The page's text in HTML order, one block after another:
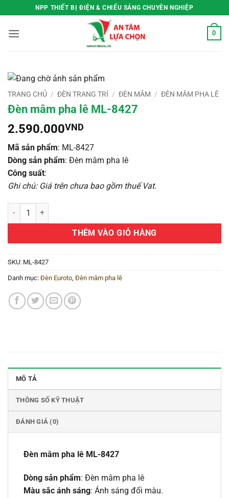
qua
nội
NPP THIẾT BỊ ĐIỆN & CHIẾU SÁNG CHUYÊN NGHIỆP
0
TRANG CHỦ / ĐÈN TRANG TRÍ / ĐÈN MÂM / ĐÈN MÂM PHA LÊ
Đèn mâm pha lê ML-8427
2.590.000VND
Mã sản phẩm: ML-8427
Dòng sản phẩm: Đèn mâm pha lê
Công suất:
Ghi chú: Giá trên chưa bao gồm thuế Vat.
Đèn mâm pha lê ML-8427 số lượng
THÊM VÀO GIỎ HÀNG
SKU: ML-8427
Danh mục: Đèn Euroto Đèn mâm pha lê
MÔ TẢ
THÔNG SỐ KỸ THUẬT
ĐÁNH GIÁ (0)
Đèn mâm pha lê ML-8427
Dòng sản phẩm: Đèn mâm pha lê
Màu sắc ánh sáng: Ánh sáng đổi màu.